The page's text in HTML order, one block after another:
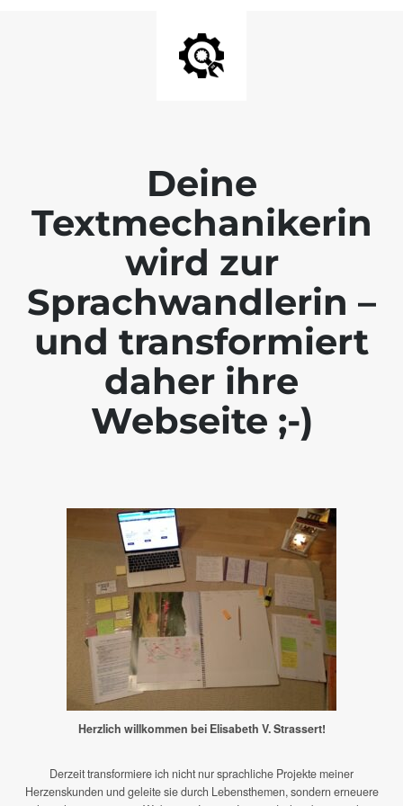
Deine
Textmechanikerin
wird zur
Sprachwandlerin –
und transformiert
daher ihre
Webseite ;-)
Herzlich willkommen bei Elisabeth V. Strassert!
Derzeit transformiere ich nicht nur sprachliche Projekte meiner
Herzenskunden und geleite sie durch Lebensthemen, sondern erneuere